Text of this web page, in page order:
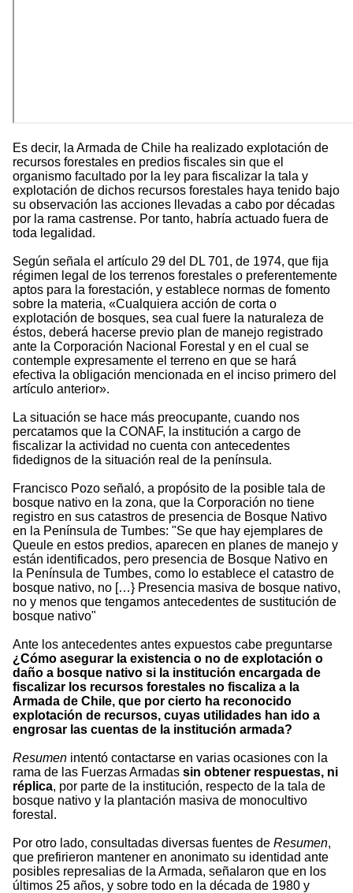
Es decir, la Armada de Chile ha realizado explotación de
recursos forestales en predios fiscales sin que el
organismo facultado por la ley para fiscalizar la tala y
explotación de dichos recursos forestales haya tenido bajo
su observación las acciones llevadas a cabo por décadas
por la rama castrense. Por tanto, habría actuado fuera de
toda legalidad.
Según señala el artículo 29 del DL 701, de 1974, que fija
régimen legal de los terrenos forestales o preferentemente
aptos para la forestación, y establece normas de fomento
sobre la materia, «Cualquiera acción de corta o
explotación de bosques, sea cual fuere la naturaleza de
éstos, deberá hacerse previo plan de manejo registrado
ante la Corporación Nacional Forestal y en el cual se
contemple expresamente el terreno en que se hará
efectiva la obligación mencionada en el inciso primero del
artículo anterior».
La situación se hace más preocupante, cuando nos
percatamos que la CONAF, la institución a cargo de
fiscalizar la actividad no cuenta con antecedentes
fidedignos de la situación real de la península.
Francisco Pozo señaló, a propósito de la posible tala de
bosque nativo en la zona, que la Corporación no tiene
registro en sus catastros de presencia de Bosque Nativo
en la Península de Tumbes: "Se que hay ejemplares de
Queule en estos predios, aparecen en planes de manejo y
están identificados, pero presencia de Bosque Nativo en
la Península de Tumbes, como lo establece el catastro de
bosque nativo, no […} Presencia masiva de bosque nativo,
no y menos que tengamos antecedentes de sustitución de
bosque nativo"
Ante los antecedentes antes expuestos cabe preguntarse
¿Cómo asegurar la existencia o no de explotación o
daño a bosque nativo si la institución encargada de
fiscalizar los recursos forestales no fiscaliza a la
Armada de Chile, que por cierto ha reconocido
explotación de recursos, cuyas utilidades han ido a
engrosar las cuentas de la institución armada?
Resumen intentó contactarse en varias ocasiones con la
rama de las Fuerzas Armadas sin obtener respuestas, ni
réplica, por parte de la institución, respecto de la tala de
bosque nativo y la plantación masiva de monocultivo
forestal.
Por otro lado, consultadas diversas fuentes de Resumen,
que prefirieron mantener en anonimato su identidad ante
posibles represalias de la Armada, señalaron que en los
últimos 25 años, y sobre todo en la década de 1980 y